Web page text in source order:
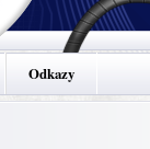
Odkazy